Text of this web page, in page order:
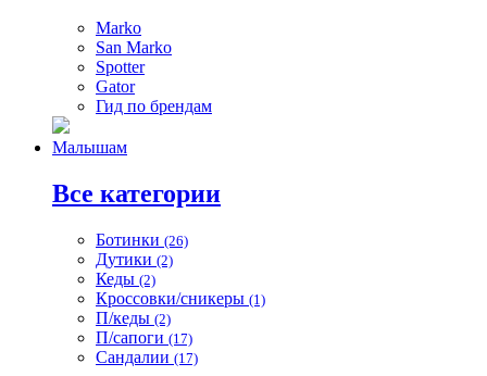
Marko
San Marko
Spotter
Gator
Гид по брендам
Малышам
Все категории
Ботинки (26)
Дутики (2)
Кеды (2)
Кроссовки/сникеры (1)
П/кеды (2)
П/сапоги (17)
Сандалии (17)